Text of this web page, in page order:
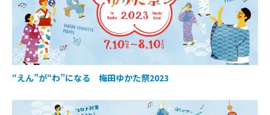
“えん”が“わ”になる 梅田ゆかた祭2023